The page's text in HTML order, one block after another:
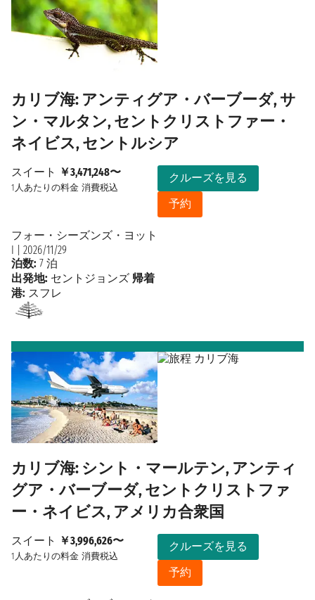
カリブ海: アンティグア・バーブーダ, サ
ン・マルタン, セントクリストファー・
ネイビス, セントルシア
スイート ￥3,471,248〜
1人あたりの料金 消費税込
クルーズを見る
予約
フォー・シーズンズ・ヨット
2026/11/29
泊数: 7 泊
出発地: セントジョンズ 帰着
港: スフレ
カリブ海: シント・マールテン, アンティ
グア・バーブーダ, セントクリストファ
ー・ネイビス, アメリカ合衆国
スイート ￥3,996,626〜
1人あたりの料金 消費税込
クルーズを見る
予約